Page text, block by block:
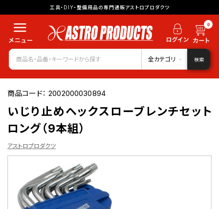
工具・DIY・整備用品の専門通販アストロプロダクツ
0
全カテゴリ 検索
商品コード：2002000030894
いじり止めヘックスローブレンチセット
ロング（9本組）
アストロプロダクツ